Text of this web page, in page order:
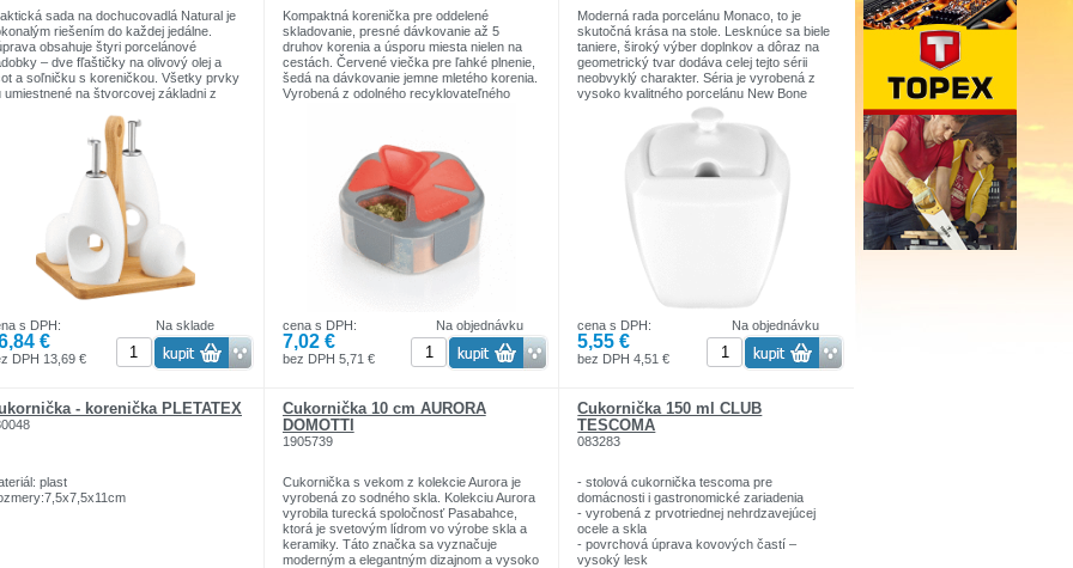
sada na dochucovadlá Natural je
riešením do každej jedálne.
obsahuje štyri porcelánové
– dve fľaštičky na olivový olej a
a soľničku s koreničkou. Všetky prvky
umiestnené na štvorcovej základni z
úchytom. Vďaka kombinácii
bieleho porcelánu a prírodného dreva
set skvele hodí do moderných a
interiérov. Súprava Natural
doplnkom do každej kuchyne
ktorý na stole vyzerá krásne a
jej prirodzené kúzlo.
z porcelánu: na olej, ocot, soľ a
základňa s úchytom: prírodná,
s výrezmi na jednoduché
porcelánu a bambusu sa perfektne
k akémukoľvek usporiadaniu stola
jednoduché ručné umývanie
eleganciu každému interiéru
Na sklade
s DPH:
€
DPH 13,69 €
Kompaktná korenička pre oddelené
skladovanie, presné dávkovanie až 5
druhov korenia a úsporu miesta nielen na
cestách. Červené viečka pre ľahké plnenie,
šedá na dávkovanie jemne mletého korenia.
Vyrobená z odolného recyklovateľného
VÝŠKA - 4cm
DĹŽKA - 9cm
Ostatné parametre:
MATERIÁL- plast
PRODUKTOVÁ LÍNIA- MOVE
TYP- korenička
UPRESNENIE- cestovné
Na objednávku
cena s DPH:
7,02 €
bez DPH 5,71 €
Moderná rada porcelánu Monaco, to je
skutočná krása na stole. Lesknúce sa biele
taniere, široký výber doplnkov a dôraz na
geometrický tvar dodáva celej tejto sérii
neobvyklý charakter. Séria je vyrobená z
vysoko kvalitného porcelánu New Bone
China. Porcelán je zosilnený, čo zaručuje
vyššiu odolnosť voči vysokým teplotám a
nárazom. Monaco ponúka jedálenské a
príslušenstva.
Na objednávku
cena s DPH:
5,55 €
bez DPH 4,51 €
- korenička PLETATEX
plast
Cukornička 10 cm AURORA
DOMOTTI
1905739
Cukornička s vekom z kolekcie Aurora je
vyrobená zo sodného skla. Kolekciu Aurora
vyrobila turecká spoločnosť Pasabahce,
ktorá je svetovým lídrom vo výrobe skla a
keramiky. Táto značka sa vyznačuje
moderným a elegantným dizajnom a vysoko
Cukornička 150 ml CLUB
TESCOMA
083283
- stolová cukornička tescoma pre
domácnosti i gastronomické zariadenia
- vyrobená z prvotriednej nehrdzavejúcej
ocele a skla
- povrchová úprava kovových častí –
vysoký lesk